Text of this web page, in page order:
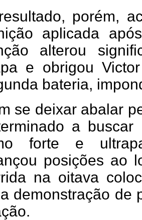
porém,
aplicada
alterou
e obrigou
bateria,
se deixar abalar
a
forte e
posições ao
na oitava
demonstração de